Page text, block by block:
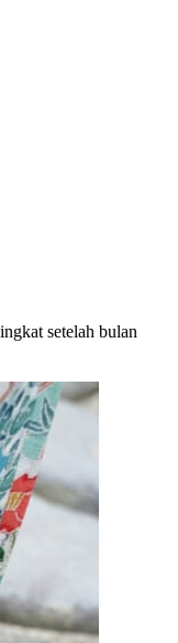
setelah bulan